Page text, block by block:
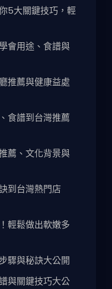
5大關鍵技巧，輕
會用途、食譜與
推薦與健康益處
食譜到台灣推薦
薦、文化背景與
到台灣熱門店
輕鬆做出軟嫩多
驟與秘訣大公開
與關鍵技巧大公